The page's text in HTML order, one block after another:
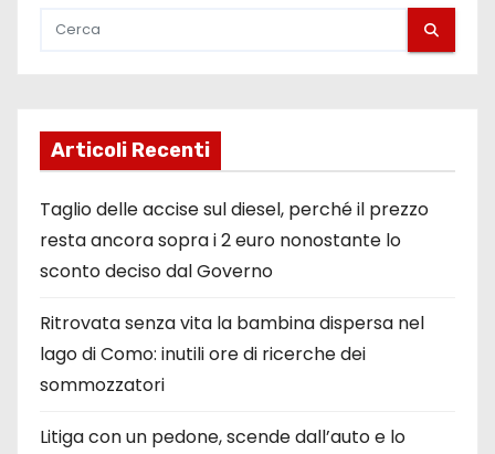
Articoli Recenti
Taglio delle accise sul diesel, perché il prezzo
resta ancora sopra i 2 euro nonostante lo
sconto deciso dal Governo
Ritrovata senza vita la bambina dispersa nel
lago di Como: inutili ore di ricerche dei
sommozzatori
Litiga con un pedone, scende dall’auto e lo